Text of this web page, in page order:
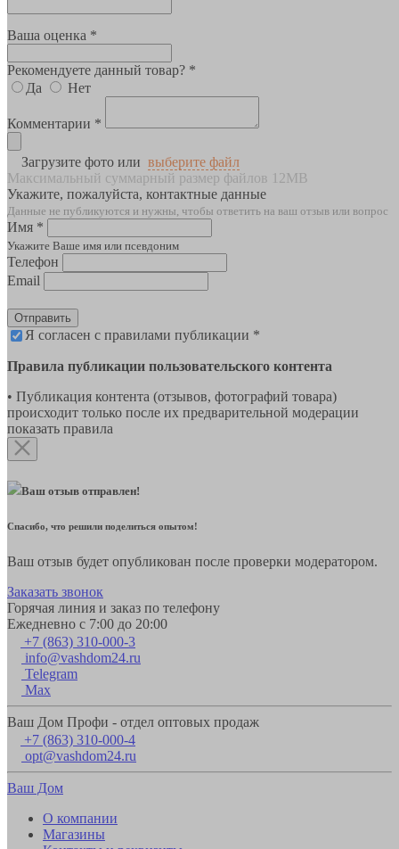
Ваша оценка *
Рекомендуете данный товар? *
Да
Нет
Комментарии *
Загрузите фото или выберите файл
Максимальный суммарный размер файлов 12MB
Укажите, пожалуйста, контактные данные
Данные не публикуются и нужны, чтобы ответить на ваш отзыв или вопрос
Имя *
Укажите Ваше имя или псевдоним
Телефон
Email
Отправить
Я согласен с правилами публикации *
Правила публикации пользовательского контента
• Публикация контента (отзывов, фотографий товара)
происходит только после их предварительной модерации
показать правила
Ваш отзыв отправлен!
Спасибо, что решили поделиться опытом!
Ваш отзыв будет опубликован после проверки модератором.
Заказать звонок
Горячая линия и заказ по телефону
Ежедневно с 7:00 до 20:00
+7 (863) 310-000-3
info@vashdom24.ru
Telegram
Max
Ваш Дом Профи - отдел оптовых продаж
+7 (863) 310-000-4
opt@vashdom24.ru
Ваш Дом
О компании
Магазины